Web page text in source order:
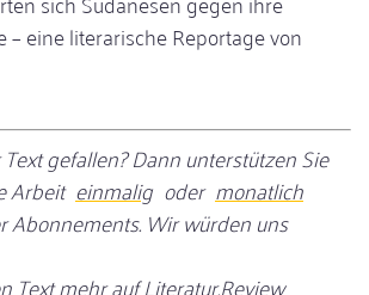
– eine literarische Reportage von
gefallen? Dann unterstützen Sie
Arbeit einmalig oder monatlich
Abonnements. Wir würden uns
Text mehr auf Literatur.Review